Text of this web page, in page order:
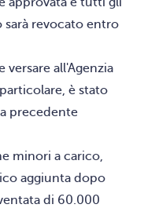
revocato entro
all'Agenzia
è stato
precedente
minori a carico,
aggiunta dopo
di 60.000